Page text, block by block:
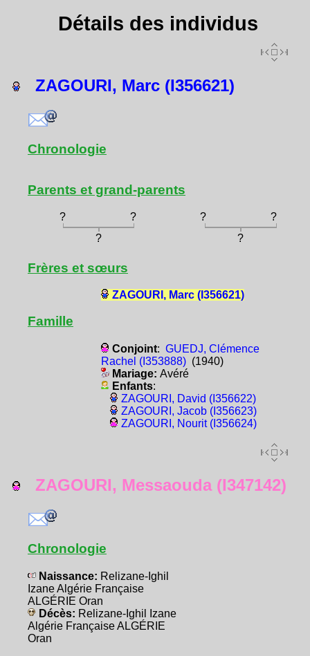
Détails des individus
ZAGOURI, Marc (I356621)
Chronologie
Parents et grand-parents
? ? ?
?
?
?
Frères et sœurs
ZAGOURI, Marc (I356621)
Famille
Conjoint: GUEDJ, Clémence
Rachel (I353888)(1940)
Mariage: Avéré
Enfants:
ZAGOURI, David (I356622)
ZAGOURI, Jacob (I356623)
ZAGOURI, Nourit (I356624)
ZAGOURI, Messaouda (I347142)
Chronologie
Naissance: Relizane-Ighil
Izane Algérie Française
ALGÉRIE Oran
Décès: Relizane-Ighil Izane
Algérie Française ALGÉRIE
Oran